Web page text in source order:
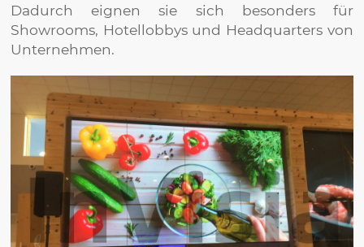
Dadurch eignen sie sich besonders für
Showrooms, Hotellobbys und Headquarters von
Unternehmen.